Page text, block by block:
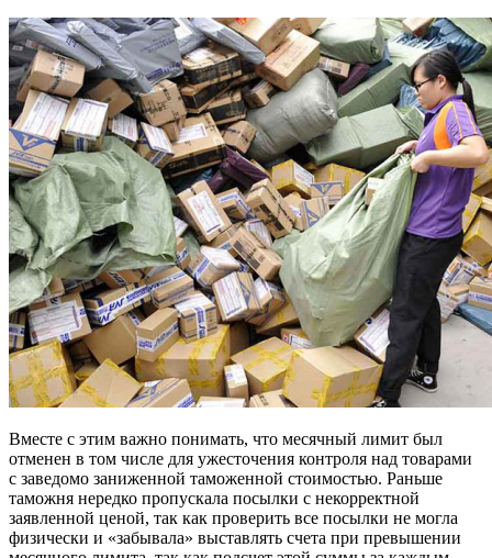
Вместе с этим важно понимать, что месячный лимит был
отменен в том числе для ужесточения контроля над товарами
с заведомо заниженной таможенной стоимостью. Раньше
таможня нередко пропускала посылки с некорректной
заявленной ценой, так как проверить все посылки не могла
физически и «забывала» выставлять счета при превышении